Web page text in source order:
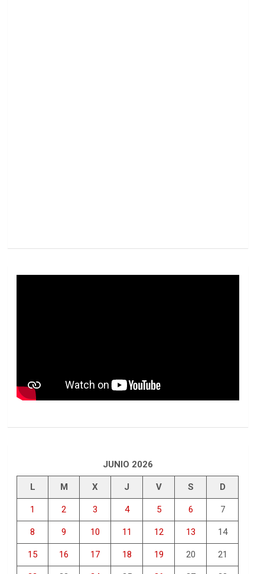
JUNIO 2026
L M X J V S D
1 2 3 4 5 6 7
8 9 10 11 12 13 14
15 16 17 18 19 20 21